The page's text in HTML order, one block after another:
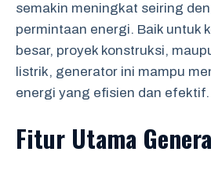
semakin meningkat seiring
permintaan energi. Baik untuk
besar, proyek konstruksi,
listrik, generator ini mampu
energi yang efisien dan efektif.
Fitur Utama